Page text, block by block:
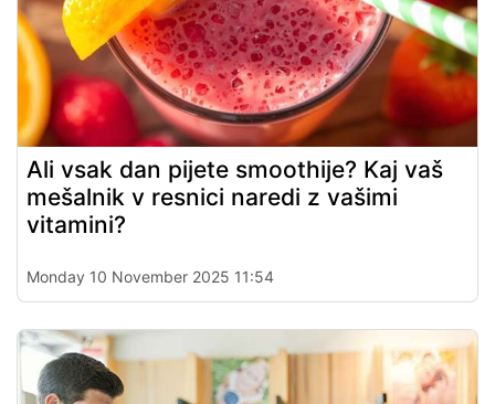
Ali vsak dan pijete smoothije? Kaj vaš
mešalnik v resnici naredi z vašimi
vitamini?
Monday 10 November 2025 11:54